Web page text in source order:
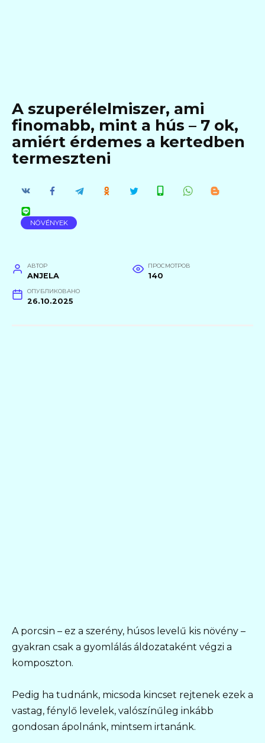
A szuperélelmiszer, ami
finomabb, mint a hús – 7 ok,
amiért érdemes a kertedben
termeszteni
NÖVÉNYEK
АВТОР
ANJELA
ПРОСМОТРОВ
140
ОПУБЛИКОВАНО
26.10.2025
A porcsin – ez a szerény, húsos levelű kis növény –
gyakran csak a gyomlálás áldozataként végzi a
komposzton.
Pedig ha tudnánk, micsoda kincset rejtenek ezek a
vastag, fénylő levelek, valószínűleg inkább
gondosan ápolnánk, mintsem irtanánk.